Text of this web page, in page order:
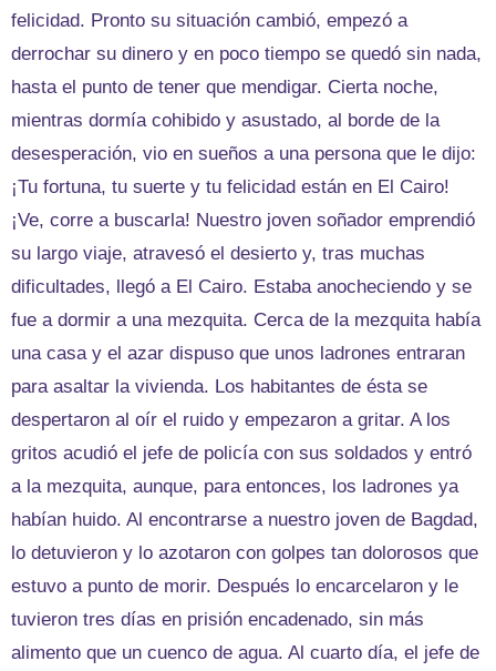
felicidad. Pronto su situación cambió, empezó a
derrochar su dinero y en poco tiempo se quedó sin nada,
hasta el punto de tener que mendigar. Cierta noche,
mientras dormía cohibido y asustado, al borde de la
desesperación, vio en sueños a una persona que le dijo:
¡Tu fortuna, tu suerte y tu felicidad están en El Cairo!
¡Ve, corre a buscarla! Nuestro joven soñador emprendió
su largo viaje, atravesó el desierto y, tras muchas
dificultades, llegó a El Cairo. Estaba anocheciendo y se
fue a dormir a una mezquita. Cerca de la mezquita había
una casa y el azar dispuso que unos ladrones entraran
para asaltar la vivienda. Los habitantes de ésta se
despertaron al oír el ruido y empezaron a gritar. A los
gritos acudió el jefe de policía con sus soldados y entró
a la mezquita, aunque, para entonces, los ladrones ya
habían huido. Al encontrarse a nuestro joven de Bagdad,
lo detuvieron y lo azotaron con golpes tan dolorosos que
estuvo a punto de morir. Después lo encarcelaron y le
tuvieron tres días en prisión encadenado, sin más
alimento que un cuenco de agua. Al cuarto día, el jefe de